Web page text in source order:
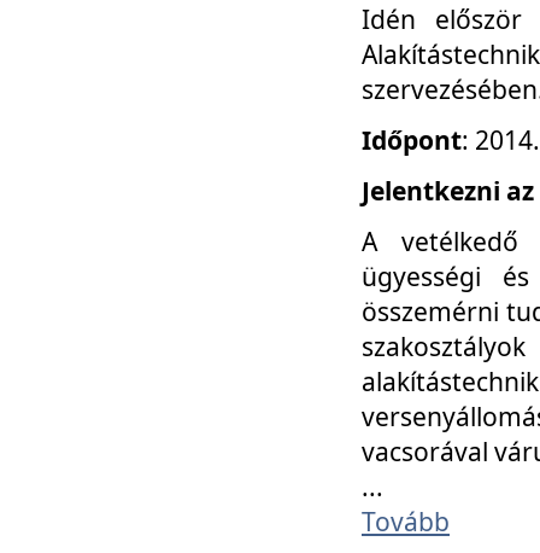
Idén
Időpont:
Jelentkezni az
A vetélkedő
ügyességi
összemérni
vacsorával
...
Tovább